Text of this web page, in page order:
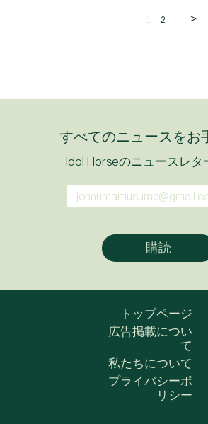
1 2 >
すべてのニュースをお
Idol Horseのニュースレタ
トップページ
広告掲載につい
て
私たちについて
プライバシーポ
リシー